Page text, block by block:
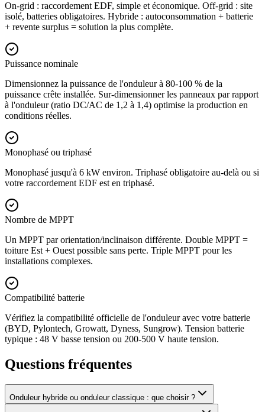
On-grid : raccordement EDF, simple et économique. Off-grid : site
isolé, batteries obligatoires. Hybride : autoconsommation + batterie
+ revente surplus = solution la plus complète.
Puissance nominale
Dimensionnez la puissance de l'onduleur à 80-100 % de la
puissance crête installée. Sur-dimensionner les panneaux par rapport
à l'onduleur (ratio DC/AC de 1,2 à 1,4) optimise la production en
conditions réelles.
Monophasé ou triphasé
Monophasé jusqu'à 6 kW environ. Triphasé obligatoire au-delà ou si
votre raccordement EDF est en triphasé.
Nombre de MPPT
Un MPPT par orientation/inclinaison différente. Double MPPT =
toiture Est + Ouest possible sans perte. Triple MPPT pour les
installations complexes.
Compatibilité batterie
Vérifiez la compatibilité officielle de l'onduleur avec votre batterie
(BYD, Pylontech, Growatt, Dyness, Sungrow). Tension batterie
typique : 48 V basse tension ou 200-500 V haute tension.
Questions fréquentes
Onduleur hybride ou onduleur classique : que choisir ?